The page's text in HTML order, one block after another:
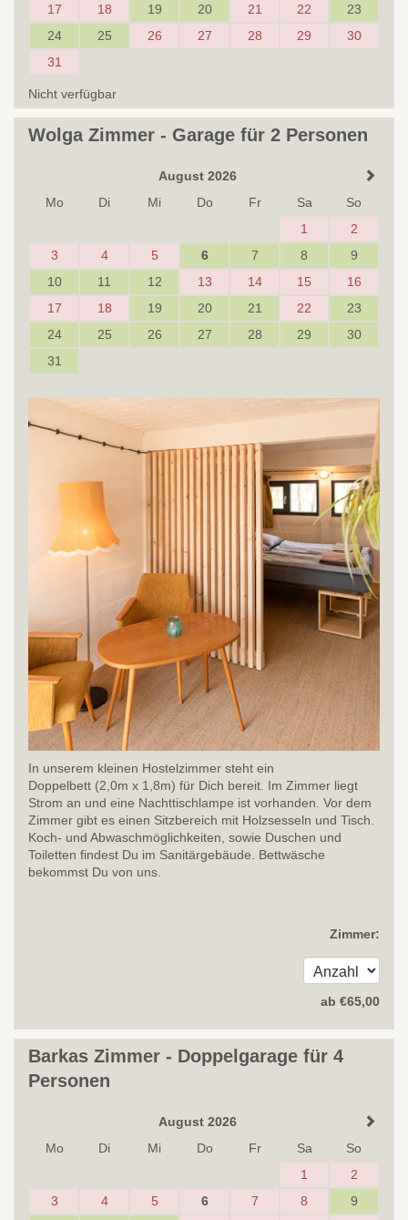
17
18 19 20 21 22
23
24
25 26 27 28 29
30
31
Nicht verfügbar
Wolga Zimmer - Garage für 2 Personen
August 2026
Mo
Di Mi Do Fr Sa
So
1
2
3
4 5 6 7 8
9
10
11 12 13 14 15
16
17
18 19 20 21 22
23
24
25 26 27 28 29
30
31
In unserem kleinen Hostelzimmer steht ein
Doppelbett (2,0m x 1,8m) für Dich bereit. Im Zimmer liegt
Strom an und eine Nachttischlampe ist vorhanden. Vor dem
Zimmer gibt es einen Sitzbereich mit Holzsesseln und Tisch.
Koch- und Abwaschmöglichkeiten, sowie Duschen und
Toiletten findest Du im Sanitärgebäude. Bettwäsche
bekommst Du von uns.
Zimmer:
ab €65,00
Barkas Zimmer - Doppelgarage für 4
Personen
August 2026
Mo
Di Mi Do Fr Sa
So
1
2
3
4 5 6 7 8
9